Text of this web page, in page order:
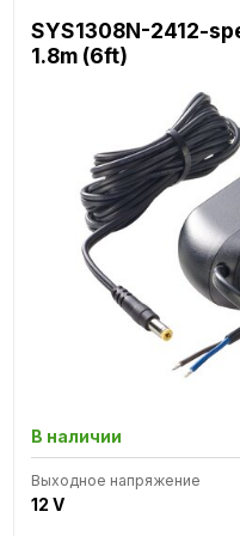
SYS1308N-2412-
1.8m (6ft)
В наличии
Выходное напряжение
12 V